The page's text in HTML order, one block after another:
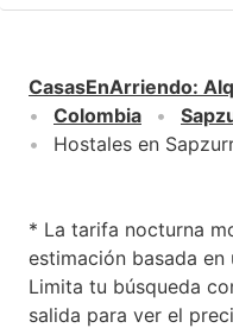
CasasEnArriendo:
Colombia
Hostales en
* La tarifa nocturna
estimación basada
Limita tu búsqueda
salida para ver el